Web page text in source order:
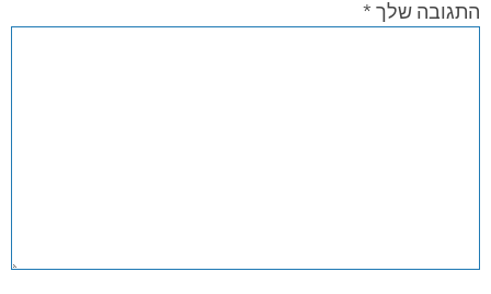
התגובה שלך *